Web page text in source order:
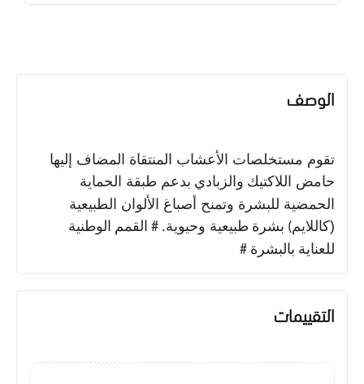
الوصف
تقوم مستخلصات الأعشاب المنتقاة المضاف إليها
حامض اللاكتيك والزبادي بدعم طبقة الحماية
الحمضية للبشرة وتمنح أصباغ الألوان الطبيعية
(كاللايم) بشرة طبيعية وحيوية. # القمم الوطنية
للعناية بالبشرة #
التقييمات